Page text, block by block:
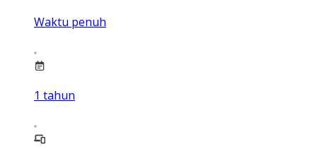
Waktu penuh
1 tahun